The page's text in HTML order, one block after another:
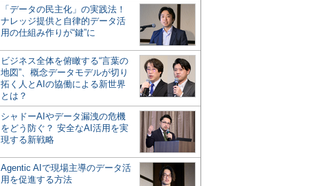
「データの民主化」の実践法！
ナレッジ提供と自律的データ活
用の仕組み作りが“鍵”に
ビジネス全体を俯瞰する“言葉の
地図”、概念データモデルが切り
拓く人とAIの協働による新世界
とは？
シャドーAIやデータ漏洩の危機
をどう防ぐ？ 安全なAI活用を実
現する新戦略
Agentic AIで現場主導のデータ活
用を促進する方法